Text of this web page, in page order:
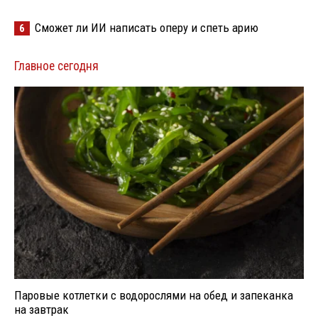
6 Сможет ли ИИ написать оперу и спеть арию
Главное сегодня
Паровые котлетки с водорослями на обед и запеканка
на завтрак